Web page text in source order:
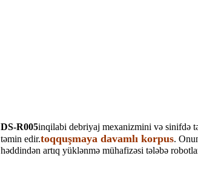
DS-R005inqilabi debriyaj mexanizmini və sinifdə
təmin edir.toqquşmaya davamlı korpus.
həddindən artıq yüklənmə mühafizəsi tələbə